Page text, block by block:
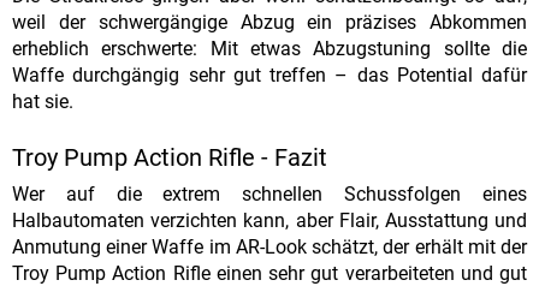
weil der schwergängige Abzug ein präzises Abkommen
erheblich erschwerte: Mit etwas Abzugstuning sollte die
Waffe durchgängig sehr gut treffen – das Potential dafür
hat sie.
Troy Pump Action Rifle - Fazit
Wer auf die extrem schnellen Schussfolgen eines
Halbautomaten verzichten kann, aber Flair, Ausstattung und
Anmutung einer Waffe im AR-Look schätzt, der erhält mit der
Troy Pump Action Rifle einen sehr gut verarbeiteten und gut